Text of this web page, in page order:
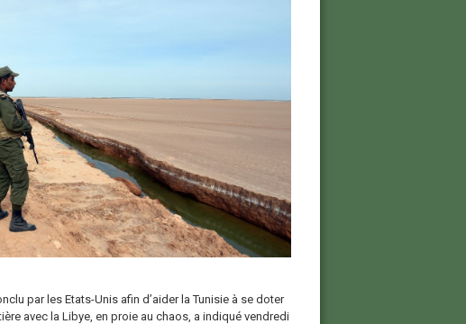
par les Etats-Unis afin d’aider la Tunisie à se doter
avec la Libye, en proie au chaos, a indiqué vendredi